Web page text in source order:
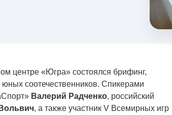
центре «Югра» состоялся брифинг,
соотечественников. Спикерами
Валерий Радченко, российский
, а также участник V Всемирных игр